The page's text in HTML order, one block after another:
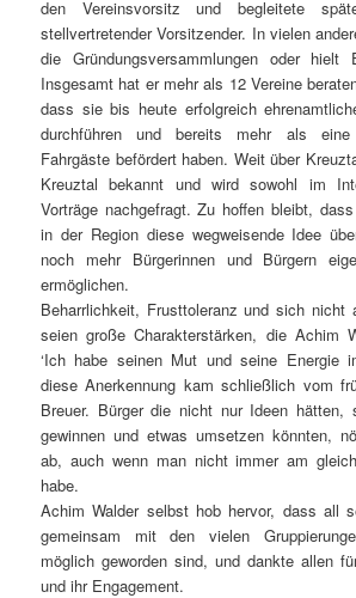
den Vereinsvorsitz und begleitete
stellvertretender Vorsitzender. In vielen
die Gründungsversammlungen oder hielt
Insgesamt hat er mehr als 12 Vereine
dass sie bis heute erfolgreich
durchführen und bereits mehr als eine
Fahrgäste befördert haben. Weit über
Kreuztal bekannt und wird sowohl im
Vorträge nachgefragt. Zu hoffen bleibt,
in der Region diese wegweisende Idee
noch mehr Bürgerinnen und Bürgern
ermöglichen.
Beharrlichkeit, Frusttoleranz und sich nicht
seien große Charakterstärken, die Achim
‘Ich habe seinen Mut und seine Energie
diese Anerkennung kam schließlich vom
Breuer. Bürger die nicht nur Ideen hätten,
gewinnen und etwas umsetzen könnten,
ab, auch wenn man nicht immer am
habe.
Achim Walder selbst hob hervor, dass all
gemeinsam mit den vielen
möglich geworden sind, und dankte allen
und ihr Engagement.